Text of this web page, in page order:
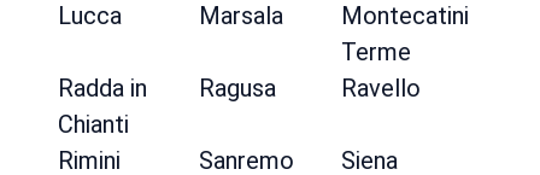
Lucca Marsala
Montecatini
Terme
Radda in
Chianti
Ragusa Ravello
Rimini Sanremo Siena